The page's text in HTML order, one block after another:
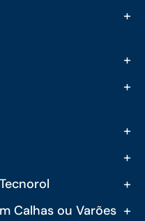
+
+
+
+
+
+
Calhas ou Varões +